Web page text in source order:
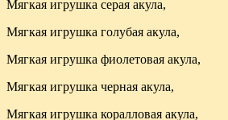
Мягкая игрушка серая акула,
Мягкая игрушка голубая акула,
Мягкая игрушка фиолетовая акула,
Мягкая игрушка черная акула,
Мягкая игрушка коралловая акула,